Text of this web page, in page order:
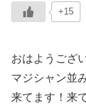
+15
おはようござ
マジシャン並
来てます！来